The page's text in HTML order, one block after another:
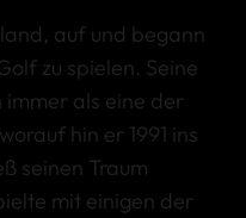
auf und begann
zu spielen. Seine
als eine der
hin er 1991 ins
seinen Traum
mit einigen der